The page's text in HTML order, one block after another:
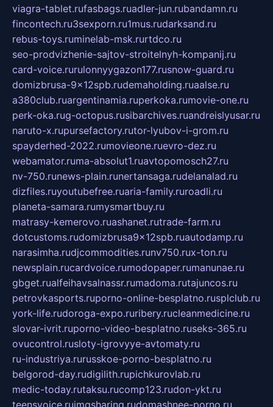
viagra-tablet.rufasbags.ruadler-jun.rubandamn.ru
fincontech.ru3sexporn.ru1mus.rudarksand.ru
rebus-toys.ruminelab-msk.rurtdco.ru
seo-prodvizhenie-sajtov-stroitelnyh-kompanij.ru
card-voice.rurulonnyygazon177.rusnow-guard.ru
domizbrusa-9x12spb.rudemaholding.ruaalse.ru
a380club.ruargentinamia.ruperkoka.rumovie-one.ru
perk-oka.rug-octopus.rusibarchives.ruandreislyusar.ru
naruto-x.rupursefactory.rutor-lyubov-i-grom.ru
spayderhed-2022.rumovieone.ruevro-dez.ru
webamator.ruma-absolut1.ruavtopomosch27.ru
nv-750.runews-plain.runertansaga.rudelanalad.ru
dizfiles.ruyoutubefree.ruaria-family.ruroadli.ru
planeta-samara.rumysmartbuy.ru
matrasy-kemerovo.ruashanet.rutrade-farm.ru
dotcustoms.rudomizbrusa9x12spb.ruautodamp.ru
narasimha.rudjcommodities.runv750.rux-ton.ru
newsplain.rucardvoice.rumodopaper.rumanunae.ru
gbget.rualfeihavsalnassr.rumadoma.rutajuncos.ru
petrovkasports.ruporno-online-besplatno.rusplclub.ru
york-life.rudoroga-expo.ruribery.rucleanmedicine.ru
slovar-ivrit.ruporno-video-besplatno.ruseks-365.ru
ovucontrol.rusloty-igrovyye-avtomaty.ru
ru-industriya.rurusskoe-porno-besplatno.ru
belgorod-day.rudigilith.rupichkurovlab.ru
medic-today.rutaksu.rucomp123.rudon-ykt.ru
teensvoice.ruimgsharing.rudomashnee-porno.ru